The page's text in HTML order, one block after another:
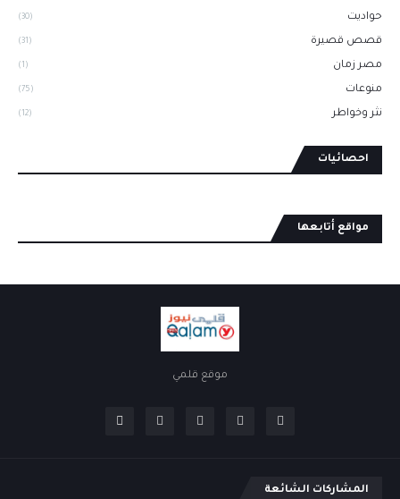
حواديت (30)
قصص قصيرة (31)
مصر زمان (1)
منوعات (75)
نثر وخواطر (12)
احصائيات
مواقع أتابعها
موقع قلمي
المشاركات الشائعة